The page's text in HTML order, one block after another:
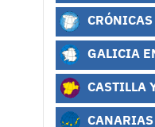
GALICIA
CASTILLA